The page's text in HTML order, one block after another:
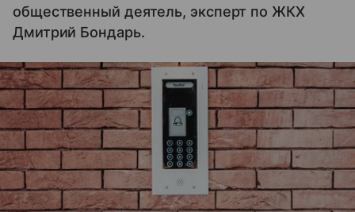
общественный деятель, эксперт по ЖКХ
Дмитрий Бондарь.